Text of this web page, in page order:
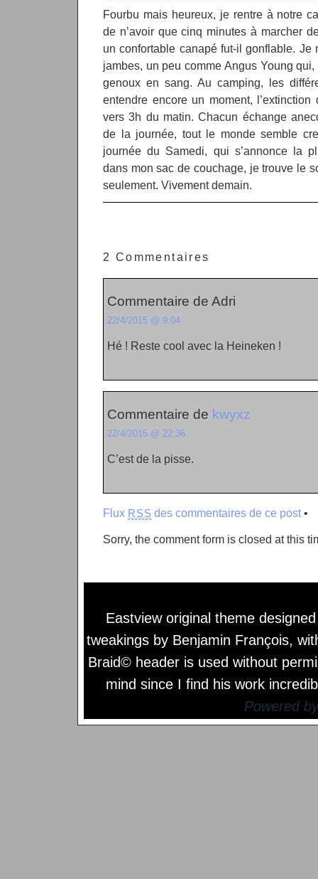
Fourbu mais heureux, je rentre à notre
de n’avoir que cinq minutes à marcher
un confortable canapé fut-il gonflable. Je
jambes, un peu comme Angus Young
genoux en sang. Au camping, les
entendre encore un moment,
vers 3h du matin. Chacun échange
de la journée, tout le monde semble
journée du Samedi, qui s’annonce la
dans mon sac de couchage, je trouve le
seulement. Vivement demain.
2 Commentaires
Commentaire de Adri
22/4/2015 @ 9:04
Hé ! Reste cool avec la Heineken !
Commentaire de kwyxz
22/4/2015 @ 22:36
C’est de la pisse.
Flux RSS des commentaires de ce post•
Sorry, the comment form is closed at this
Eastview original theme
tweakings by Benjamin François,
Braid© header is used without
mind since I find his work
Powered